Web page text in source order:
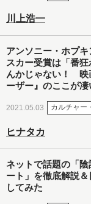
川上浩一
アンソニー・ホプキ
スカー受賞は「番
んかじゃない！ 映
ーザー』のここが凄
2021.05.03 カルチャー
ヒナタカ
ネットで話題の「陰
ート」を徹底解説＆
してみた